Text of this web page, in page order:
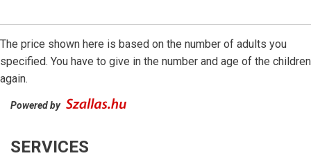
The price shown here is based on the number of adults you
specified. You have to give in the number and age of the children
again.
Powered by
SERVICES